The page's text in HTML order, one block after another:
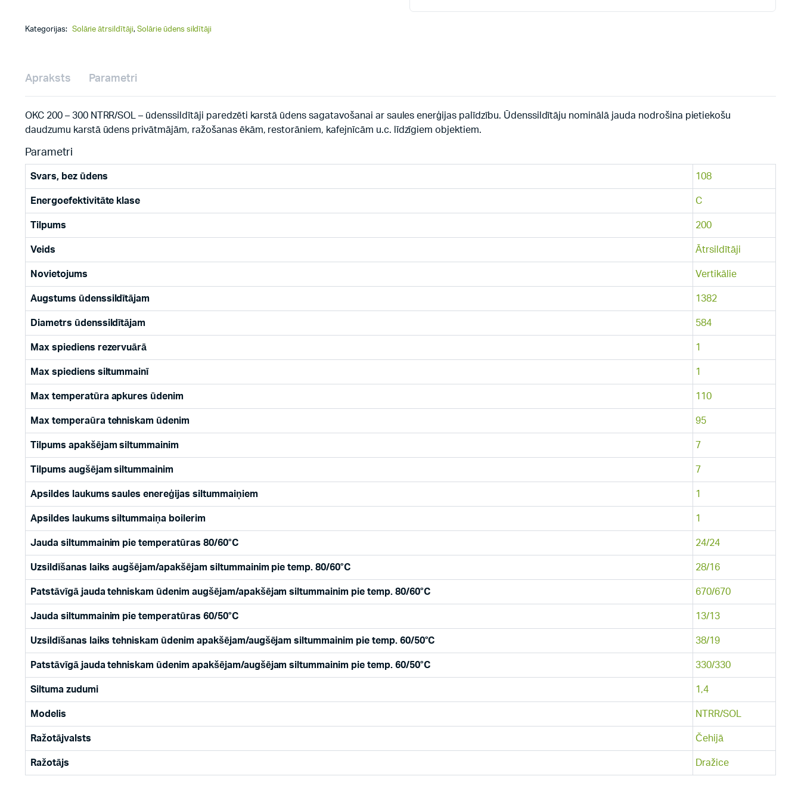
Kategorijas: Solārie ātrsildītāji, Solārie ūdens sildītāji
Apraksts Parametri
OKC 200 – 300 NTRR/SOL – ūdenssildītāji paredzēti karstā ūdens sagatavošanai ar saules enerģijas palīdzību. Ūdenssildītāju nominālā jauda nodrošina pietiekošu
daudzumu karstā ūdens privātmājām, ražošanas ēkām, restorāniem, kafejnīcām u.c. līdzīgiem objektiem.
Parametri
Svars, bez ūdens 108
Energoefektivitāte klase C
Tilpums 200
Veids Ātrsildītāji
Novietojums Vertikālie
Augstums ūdenssildītājam 1382
Diametrs ūdenssildītājam 584
Max spiediens rezervuārā 1
Max spiediens siltummainī 1
Max temperatūra apkures ūdenim 110
Max temperaūra tehniskam ūdenim 95
Tilpums apakšējam siltummainim 7
Tilpums augšējam siltummainim 7
Apsildes laukums saules enereģijas siltummaiņiem 1
Apsildes laukums siltummaiņa boilerim 1
Jauda siltummainim pie temperatūras 80/60°C 24/24
Uzsildīšanas laiks augšējam/apakšējam siltummainim pie temp. 80/60°C 28/16
Patstāvīgā jauda tehniskam ūdenim augšējam/apakšējam siltummainim pie temp. 80/60°C 670/670
Jauda siltummainim pie temperatūras 60/50°C 13/13
Uzsildīšanas laiks tehniskam ūdenim apakšējam/augšējam siltummainim pie temp. 60/50°C 38/19
Patstāvīgā jauda tehniskam ūdenim apakšējam/augšējam siltummainim pie temp. 60/50°C 330/330
Siltuma zudumi 1,4
Modelis NTRR/SOL
Ražotājvalsts Čehijā
Ražotājs Dražice